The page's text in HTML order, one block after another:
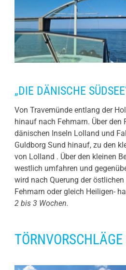
„DIE DÄNISCHE
Von Travemünde entlang der
hinauf nach Fehmarn. Über den
dänischen Inseln Lolland und
Guldborg Sund hinauf, zu den
von Lolland . Über den kleinen
westlich umfahren und
wird nach Querung der
Fehmarn oder gleich Heiligen-
2 bis 3 Wochen.